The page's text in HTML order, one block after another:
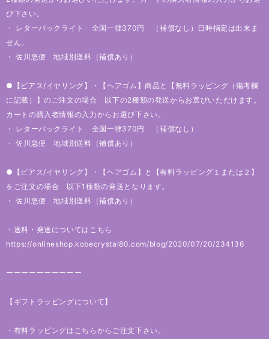
び下さい。
・ レターパックライト 全国一律370円 （補償なし）日時指定は出来ま
せん。
・ 佐川急便 地域別送料（補償あり）
●【ピアス/イヤリング】・【ヘアゴム】商品と【無料ラッピング（備考欄
に記載）】のご注文の場合 以下の2種類の発送からお選びいただけます。
カートの購入者情報の入力からお選び下さい。
・ レターパックライト 全国一律370円 （補償なし）
・ 佐川急便 地域別送料（補償あり）
●【ピアス/イヤリング】・【ヘアゴム】と【有料ラッピング１または２】
をご注文の場合 以下1種類の発送となります。
・ 佐川急便 地域別送料（補償あり）
・送料・発送についてはこちら
https://onlineshop.kobecrystal80.com/blog/2020/07/20/234136
ーーーーーーーーーー
【ギフトラッピングについて】
・有料ラッピングはこちらからご注文下さい。